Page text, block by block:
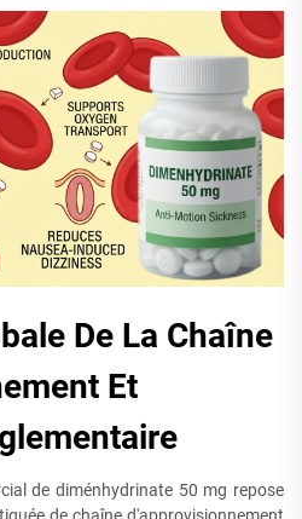
De La Chaîne
Et
de diménhydrinate 50 mg repose